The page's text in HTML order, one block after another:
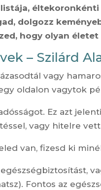
éltekoronkénti
dolgozz
hogy olyan
– Szilárd
vagy
oldalon vagytok
Ez azt
vagy hitelre
van, fizesd ki
egészségbiztosítást,
Fontos az